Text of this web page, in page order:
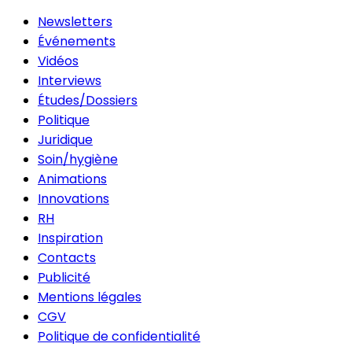
Newsletters
Événements
Vidéos
Interviews
Études/Dossiers
Politique
Juridique
Soin/hygiène
Animations
Innovations
RH
Inspiration
Contacts
Publicité
Mentions légales
CGV
Politique de confidentialité